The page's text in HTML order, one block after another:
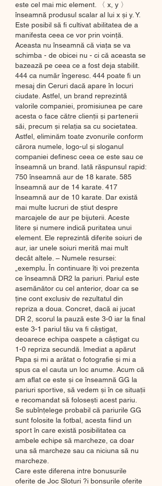
este cel mai mic element. 〈 x, y 〉
înseamnă produsul scalar al lui x și y. Y.
Este posibil să fi cultivat abilitatea de a
manifesta ceea ce vor prin voință.
Aceasta nu înseamnă că viața se va
schimba - de obicei nu - ci că aceasta se
bazează pe ceea ce a fost deja stabilit.
444 ca număr îngeresc. 444 poate fi un
mesaj din Ceruri dacă apare în locuri
ciudate. Astfel, un brand reprezintă
valorile companiei, promisiunea pe care
acesta o face către clienții și partenerii
săi, precum și relația sa cu societatea.
Astfel, eliminăm toate zvonurile conform
cărora numele, logo-ul și sloganul
companiei definesc ceea ce este sau ce
înseamnă un brand. Iată răspunsul rapid:
750 înseamnă aur de 18 karate. 585
înseamnă aur de 14 karate. 417
înseamnă aur de 10 karate. Dar există
mai multe lucruri de știut despre
marcajele de aur pe bijuterii. Aceste
litere și numere indică puritatea unui
element. Ele reprezintă diferite soiuri de
aur, iar unele soiuri merită mai mult
decât altele. – Numele resursei:
„exemplu. În continuare îți voi prezenta
ce înseamnă DR2 la pariuri. Pariul este
asemănător cu cel anterior, doar ca se
ține cont exclusiv de rezultatul din
repriza a doua. Concret, dacă ai jucat
DR 2, scorul la pauză este 3-0 iar la final
este 3-1 pariul tău va fi câștigat,
deoarece echipa oaspete a câștigat cu
1-0 repriza secundă. Imediat a apărut
Papa și mi a arătat o fotografie și mi a
spus ca el cauta un loc anume. Acum că
am aflat ce este și ce înseamnă GG la
pariuri sportive, să vedem și în ce situații
e recomandat să folosești acest pariu.
Se subînțelege probabil că pariurile GG
sunt folosite la fotbal, acesta fiind un
sport în care există posibilitatea ca
ambele echipe să marcheze, ca doar
una să marcheze sau ca niciuna să nu
marcheze.
Care este diferena intre bonusurile
oferite de Joc Sloturi ?i bonsurile oferite